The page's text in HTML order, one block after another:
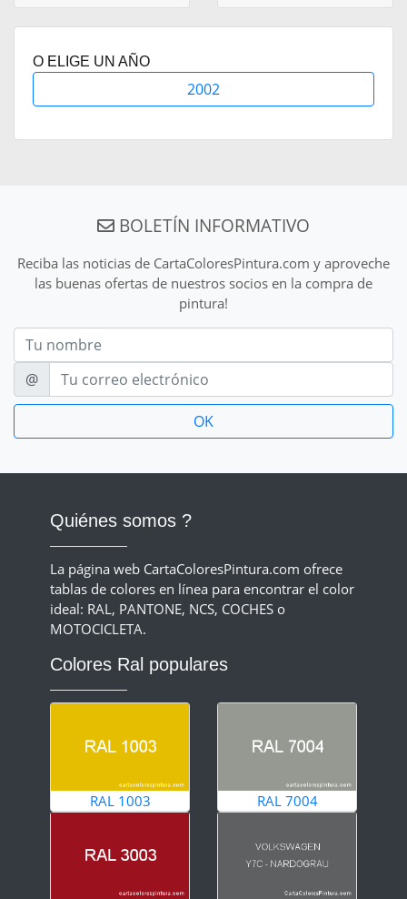
O ELIGE UN AÑO
2002
BOLETÍN INFORMATIVO
Reciba las noticias de CartaColoresPintura.com y aproveche
las buenas ofertas de nuestros socios en la compra de
pintura!
Nom
E-mail
@
Quiénes somos ?
La página web CartaColoresPintura.com ofrece
tablas de colores en línea para encontrar el color
ideal: RAL, PANTONE, NCS, COCHES o
MOTOCICLETA.
Colores Ral populares
RAL 1003 RAL 7004